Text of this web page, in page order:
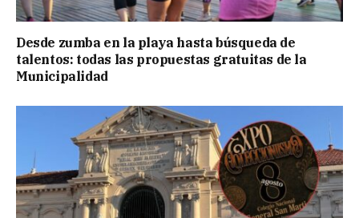
Desde zumba en la playa hasta búsqueda de
talentos: todas las propuestas gratuitas de la
Municipalidad